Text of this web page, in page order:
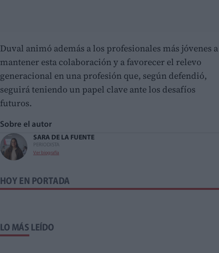
Duval animó además a los profesionales más jóvenes a
mantener esta colaboración y a favorecer el relevo
generacional en una profesión que, según defendió,
seguirá teniendo un papel clave ante los desafíos
futuros.
Sobre el autor
SARA DE LA FUENTE
PERIODISTA
Ver biografía
HOY EN PORTADA
LO MÁS LEÍDO